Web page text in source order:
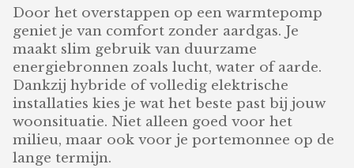
Door het overstappen op een warmtepomp
geniet je van comfort zonder aardgas. Je
maakt slim gebruik van duurzame
energiebronnen zoals lucht, water of aarde.
Dankzij hybride of volledig elektrische
installaties kies je wat het beste past bij jouw
woonsituatie. Niet alleen goed voor het
milieu, maar ook voor je portemonnee op de
lange termijn.